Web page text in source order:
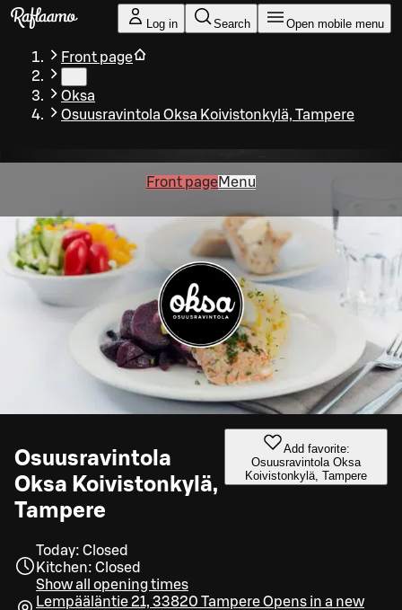
Skip to main content
Log in Search Open mobile menu
Front page
Oksa
Osuusravintola Oksa Koivistonkylä, Tampere
Front pageMenu
Osuusravintola
Oksa Koivistonkylä,
Tampere
Add favorite:
Osuusravintola Oksa
Koivistonkylä, Tampere
Today: Closed
Kitchen: Closed
Show all opening times
Lempääläntie 21, 33820 TampereOpens in a new